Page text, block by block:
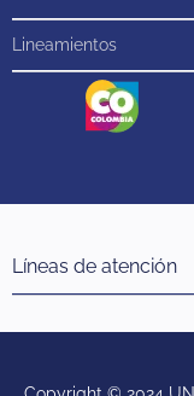
Lineamientos
Líneas de atención